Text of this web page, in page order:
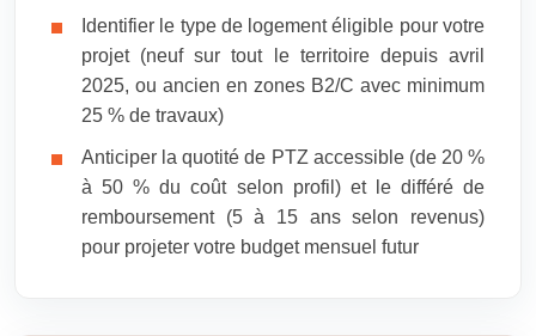
Identifier le type de logement éligible pour votre
projet (neuf sur tout le territoire depuis avril
2025, ou ancien en zones B2/C avec minimum
25 % de travaux)
Anticiper la quotité de PTZ accessible (de 20 %
à 50 % du coût selon profil) et le différé de
remboursement (5 à 15 ans selon revenus)
pour projeter votre budget mensuel futur